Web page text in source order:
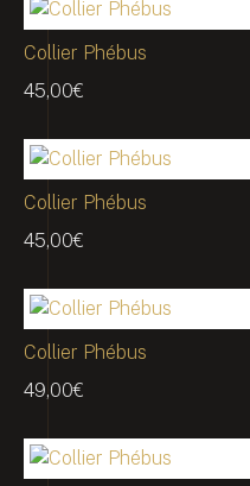
Collier Phébus
45,00€
Collier Phébus
45,00€
Collier Phébus
49,00€